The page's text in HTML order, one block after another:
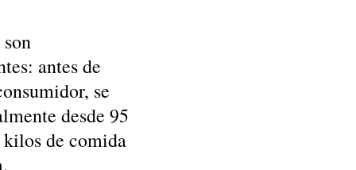
antes de
se
desde 95
kilos de comida